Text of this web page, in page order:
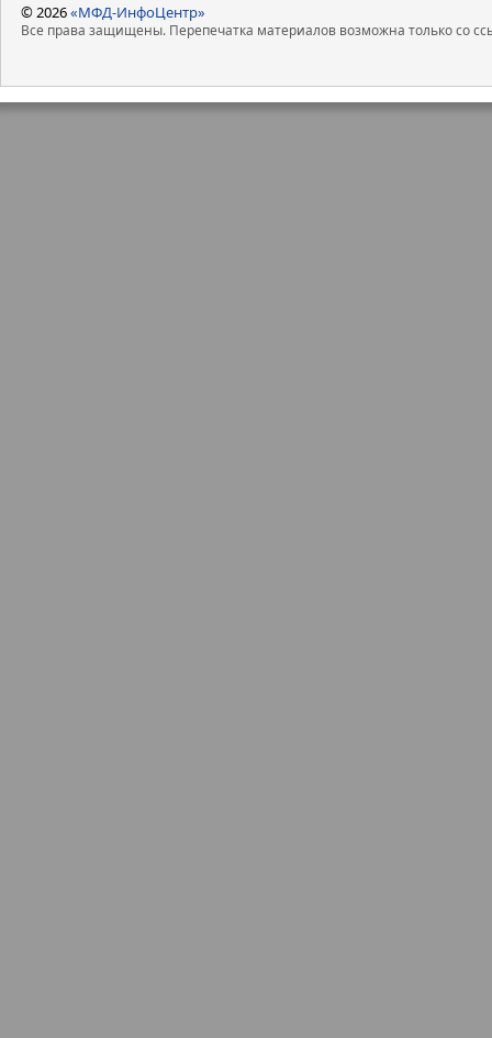
© 2026«МФД-ИнфоЦентр»
Все права защищены. Перепечатка материалов возможна только со